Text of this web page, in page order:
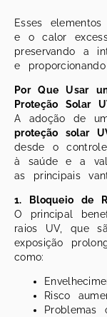
Esses
e o calor
preservando a
e
Por Que Usar
Proteção Solar
A adoção de
proteção solar
desde o
à saúde e a
as principais
1. Bloqueio de
O principal
raios UV, que
exposição
como:
Risco
Problemas